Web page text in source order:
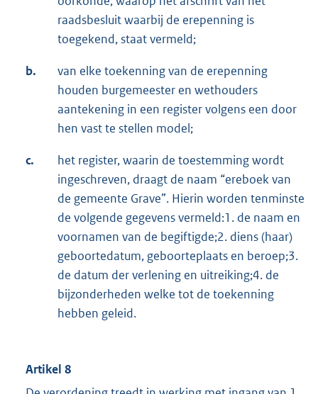
raadsbesluit waarbij de erepenning is
toegekend, staat vermeld;
b.
van elke toekenning van de erepenning
houden burgemeester en wethouders
aantekening in een register volgens een door
hen vast te stellen model;
c.
het register, waarin de toestemming wordt
ingeschreven, draagt de naam “ereboek van
de gemeente Grave”. Hierin worden tenminste
de volgende gegevens vermeld:1. de naam en
voornamen van de begiftigde;2. diens (haar)
geboortedatum, geboorteplaats en beroep;3.
de datum der verlening en uitreiking;4. de
bijzonderheden welke tot de toekenning
hebben geleid.
Artikel 8